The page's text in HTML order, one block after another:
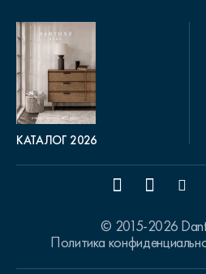
КАТАЛОГ 2026
© 2015-2026
Политика